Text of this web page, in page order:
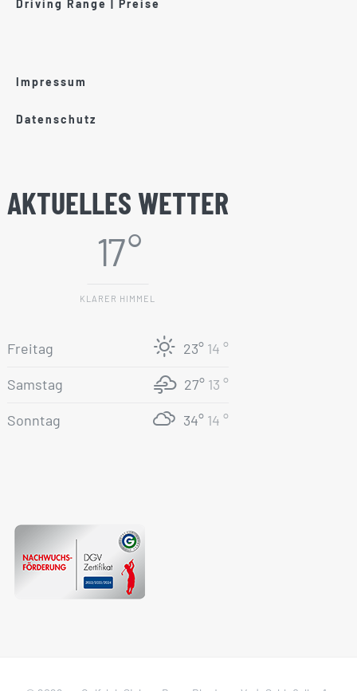
Driving Range | Preise
Impressum
Datenschutz
AKTUELLES WETTER
17 °
KLARER HIMMEL
Freitag 23° 14 °
Samstag 27° 13 °
Sonntag 34° 14 °